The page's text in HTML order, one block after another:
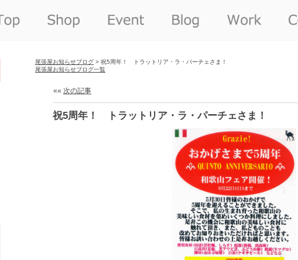
尾張屋お知らせブログ > 祝5周年！ トラットリア・ラ・パーチェさま！
尾張屋お知らせブログ一覧
«« 次の記事
祝5周年！ トラットリア・ラ・パーチェさま！